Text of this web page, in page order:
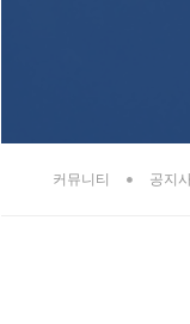
커뮤니티 공지